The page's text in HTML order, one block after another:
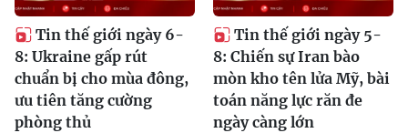
Tin thế giới ngày 6-
8: Ukraine gấp rút
chuẩn bị cho mùa đông,
ưu tiên tăng cường
phòng thủ
Tin thế giới ngày 5-
8: Chiến sự Iran bào
mòn kho tên lửa Mỹ, bài
toán năng lực răn đe
ngày càng lớn